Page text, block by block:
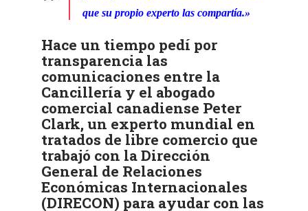
que su propio experto las compartía.»
Hace un tiempo pedí por
transparencia las
comunicaciones entre la
Cancillería y el abogado
comercial canadiense Peter
Clark, un experto mundial en
tratados de libre comercio que
trabajó con la Dirección
General de Relaciones
Económicas Internacionales
(DIRECON) para ayudar con las